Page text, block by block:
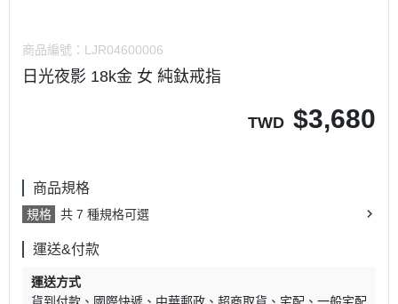
商品編號： LJR04600006
日光夜影 18k金 女 純鈦戒指
TWD $3,680
商品規格
規格 共 7 種規格可選
運送&付款
運送方式